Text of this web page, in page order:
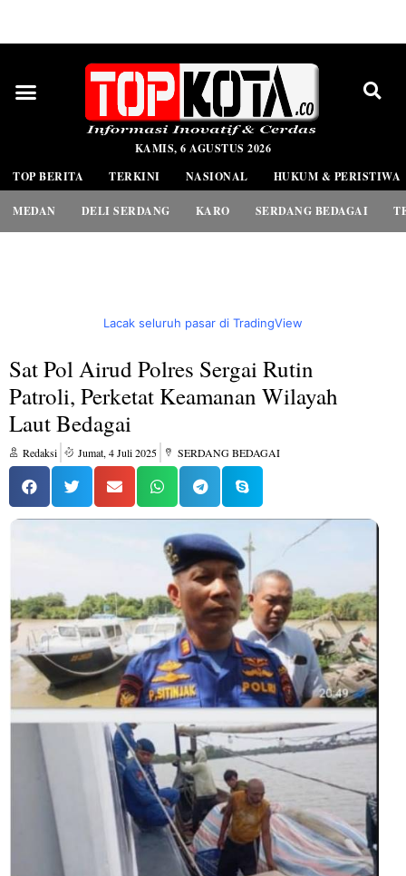
KAMIS, 6 AGUSTUS 2026
TOP BERITA
TERKINI NASIONAL HUKUM & PERISTIWA
MEDAN DELI SERDANG KARO SERDANG BEDAGAI
Lacak seluruh pasar di TradingView
Sat Pol Airud Polres Sergai Rutin
Patroli, Perketat Keamanan Wilayah
Laut Bedagai
Redaksi Jumat, 4 Juli 2025 SERDANG BEDAGAI